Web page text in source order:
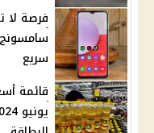
فرصة
سريع
قائمة